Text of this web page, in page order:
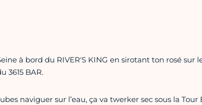
à bord du RIVER'S KING en sirotant ton rosé sur
3615 BAR.
naviguer sur l’eau, ça va twerker sec sous la Tour